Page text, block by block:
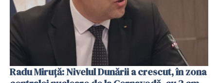
Radu Miruţă: Nivelul Dunării a crescut, în zona